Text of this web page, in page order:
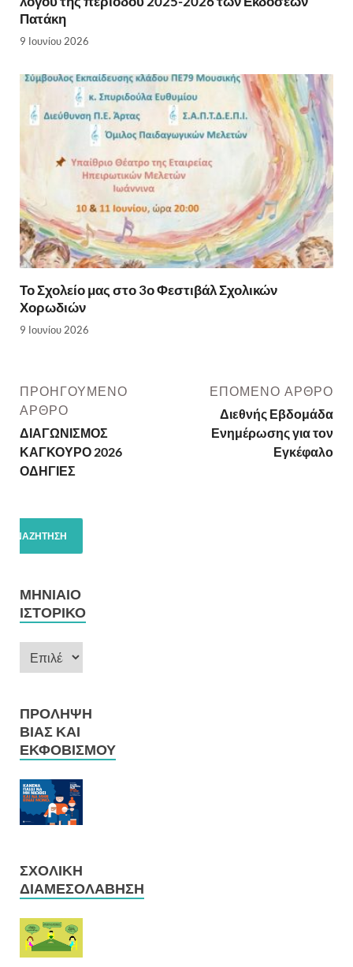
Πατάκη
9 Ιουνίου 2026
Το Σχολείο μας στο 3ο Φεστιβάλ Σχολικών
Χορωδιών
9 Ιουνίου 2026
ΠΡΟΗΓΟΎΜΕΝΟ
ΆΡΘΡΟ
ΔΙΑΓΩΝΙΣΜΟΣ
ΚΑΓΚΟΥΡΟ 2026
ΟΔΗΓΙΕΣ
ΕΠΌΜΕΝΟ ΆΡΘΡΟ
Διεθνής Εβδομάδα
Ενημέρωσης για τον
Εγκέφαλο
ΜΗΝΙΑΊΟ
ΙΣΤΟΡΙΚΌ
ΠΡΌΛΗΨΗ
ΒΊΑΣ ΚΑΙ
ΕΚΦΟΒΙΣΜΟΎ
ΣΧΟΛΙΚΉ
ΔΙΑΜΕΣΟΛΆΒΗΣΗ